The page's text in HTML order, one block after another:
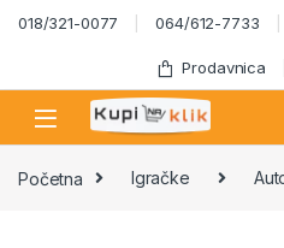
Skip to navigation
Skip to content
018/321-0077 064/612-7733
Prodavnica
Početna Igračke